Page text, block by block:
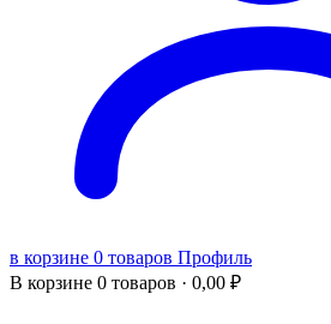
в корзине 0 товаров Профиль
В корзине 0 товаров · 0,00 ₽